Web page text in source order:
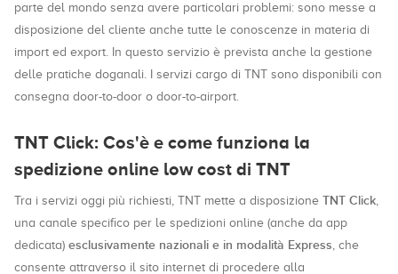
parte del mondo senza avere particolari problemi: sono messe a
disposizione del cliente anche tutte le conoscenze in materia di
import ed export. In questo servizio è prevista anche la gestione
delle pratiche doganali. I servizi cargo di TNT sono disponibili con
consegna door-to-door o door-to-airport.
TNT Click: Cos'è e come funziona la
spedizione online low cost di TNT
Tra i servizi oggi più richiesti, TNT mette a disposizione TNT Click,
una canale specifico per le spedizioni online (anche da app
dedicata) esclusivamente nazionali e in modalità Express, che
consente attraverso il sito internet di procedere alla